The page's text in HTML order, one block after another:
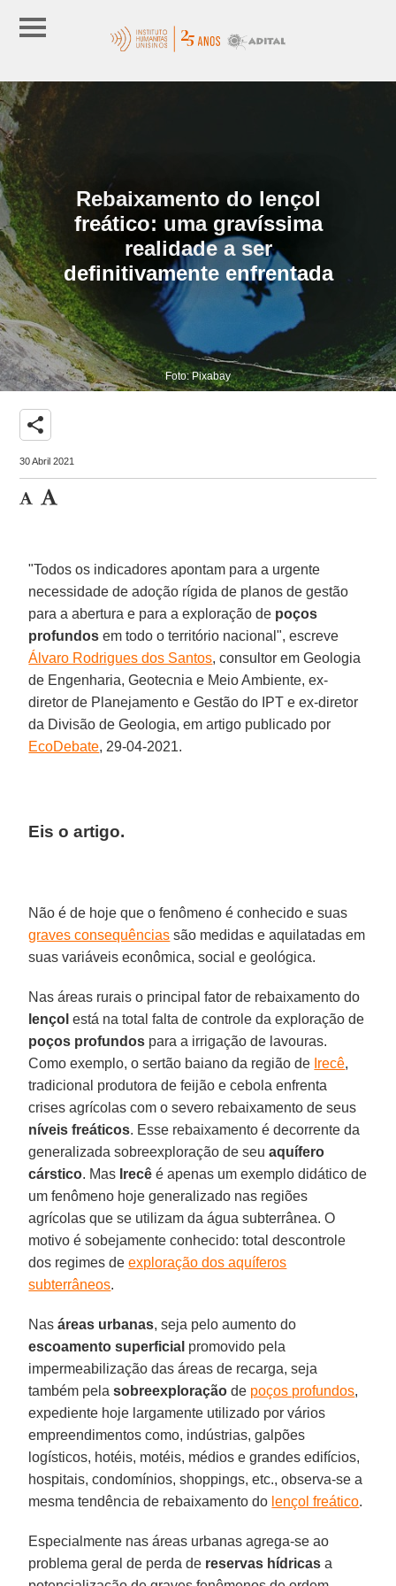
Rebaixamento do lençol
freático: uma gravíssima
realidade a ser
definitivamente enfrentada
Foto: Pixabay
share
30 Abril 2021
"Todos os indicadores apontam para a urgente
necessidade de adoção rígida de planos de gestão
para a abertura e para a exploração de poços
profundos em todo o território nacional", escreve
Álvaro Rodrigues dos Santos, consultor em Geologia
de Engenharia, Geotecnia e Meio Ambiente, ex-
diretor de Planejamento e Gestão do IPT e ex-diretor
da Divisão de Geologia, em artigo publicado por
EcoDebate, 29-04-2021.
Eis o artigo.
Não é de hoje que o fenômeno é conhecido e suas
graves consequências são medidas e aquilatadas em
suas variáveis econômica, social e geológica.
Nas áreas rurais o principal fator de rebaixamento do
lençol está na total falta de controle da exploração de
poços profundos para a irrigação de lavouras.
Como exemplo, o sertão baiano da região de Irecê,
tradicional produtora de feijão e cebola enfrenta
crises agrícolas com o severo rebaixamento de seus
níveis freáticos. Esse rebaixamento é decorrente da
generalizada sobreexploração de seuaquífero
cárstico. Mas Irecê é apenas um exemplo didático de
um fenômeno hoje generalizado nas regiões
agrícolas que se utilizam da água subterrânea. O
motivo é sobejamente conhecido: total descontrole
dos regimes deexploração dos aquíferos
subterrâneos.
Nasáreas urbanas, seja pelo aumento do
escoamento superficial promovido pela
impermeabilização das áreas de recarga, seja
também pelasobreexploração de poços profundos,
expediente hoje largamente utilizado por vários
empreendimentos como, indústrias, galpões
logísticos, hotéis, motéis, médios e grandes edifícios,
hospitais, condomínios, shoppings, etc., observa-se a
mesma tendência de rebaixamento do lençol freático.
Especialmente nas áreas urbanas agrega-se ao
problema geral de perda de reservas hídricas a